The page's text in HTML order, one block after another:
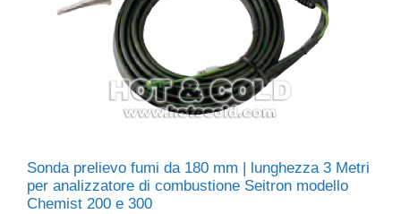
Sonda prelievo fumi da 180 mm | lunghezza 3 Metri
per analizzatore di combustione Seitron modello
Chemist 200 e 300